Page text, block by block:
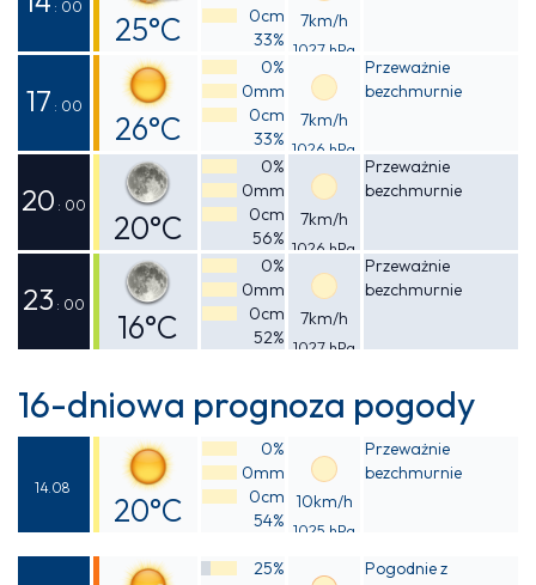
: 00
25°C
Odczuwalna
24°C
0cm
33%
7km/h
1027 hPa
17 : 00
26°C
Odczuwalna
25°C
0%
0mm
0cm
33%
7km/h
1026 hPa
Przeważnie
bezchmurnie
20 : 00
20°C
Odczuwalna
19°C
0%
0mm
0cm
56%
7km/h
1026 hPa
Przeważnie
bezchmurnie
23 : 00
16°C
0%
0mm
0cm
52%
7km/h
1027 hPa
Przeważnie
bezchmurnie
16-dniowa prognoza pogody
14.08
20°C
19°C
0%
0mm
0cm
54%
10km/h
1025 hPa
Przeważnie
bezchmurnie
25%
Pogodnie z